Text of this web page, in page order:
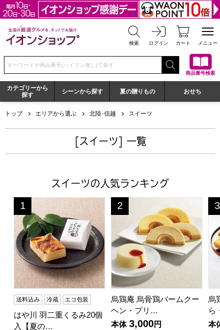
全国の厳選グルメを、ネットでお届け イオンショップ
検索 ログイン カート メニュー
検索キーワードまたは商品番号を入力してください
商品番号検索
カテゴリーから
探す
シーンから探す 夏の贈りもの おせち
トップ エリアから選ぶ 北陸･信越 スイーツ
[スイーツ] 一覧
スイーツの人気ランキング
はや川 羽二重くるみ20個入【夏の贈りもの・お中元】
1
位
送料込み 冷蔵 エコ包装
はや川 羽二重くるみ20個
入【夏の…
烏鶏庵 烏骨鶏バームクーヘ
2
位
烏鶏庵 烏骨鶏バームクー
ヘン・プリ…
本体 3,000円
3
位
烏
ら
本